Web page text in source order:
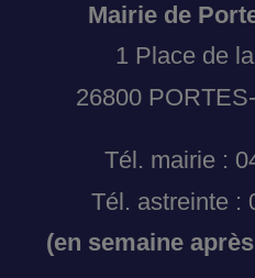
Mairie de
1 Place de
26800
Tél. mairie :
Tél. astreinte :
(en semaine